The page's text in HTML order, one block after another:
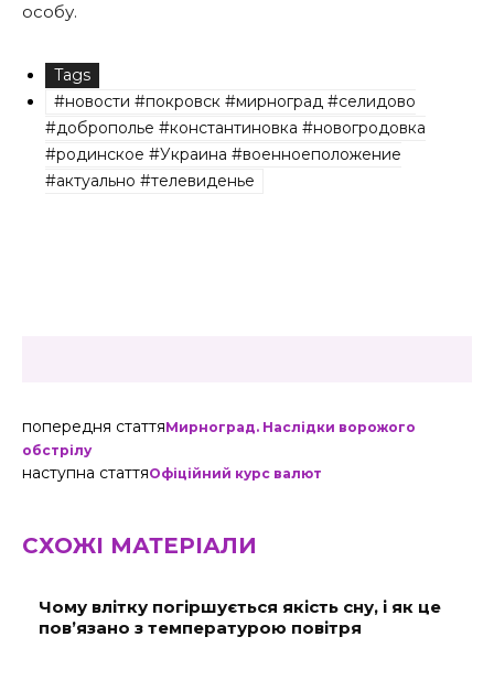
особу.
Tags
#новости #покровск #мирноград #селидово
#доброполье #константиновка #новогродовка
#родинское #Украина #военноеположение
#актуально #телевиденье
попередня статтяМирноград. Наслідки ворожого
обстрілу
наступна статтяОфіційний курс валют
СХОЖІ МАТЕРІАЛИ
Чому влітку погіршується якість сну, і як це
пов’язано з температурою повітря